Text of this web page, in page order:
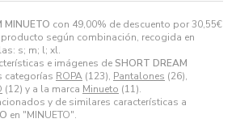
MINUETO con 49,00% de descuento por 30,55€
producto según combinación, recogida en
s; m; l; xl.
e imágenes de SHORT DREAM
categorías ROPA (123), Pantalones (26),
(12) y a la marca Minueto (11).
y de similares características a
en "MINUETO".